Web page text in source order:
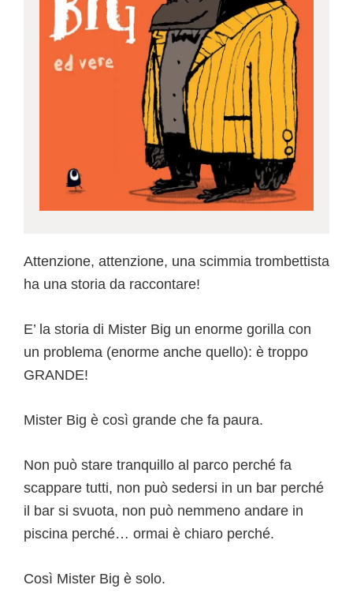
Attenzione, attenzione, una scimmia trombettista
ha una storia da raccontare!
E’ la storia di Mister Big un enorme gorilla con
un problema (enorme anche quello): è troppo
GRANDE!
Mister Big è così grande che fa paura.
Non può stare tranquillo al parco perché fa
scappare tutti, non può sedersi in un bar perché
il bar si svuota, non può nemmeno andare in
piscina perché… ormai è chiaro perché.
Così Mister Big è solo.